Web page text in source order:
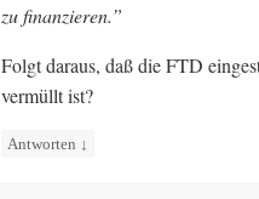
zu finanzieren.”
Folgt daraus, daß die FTD
vermüllt ist?
Antworten ↓